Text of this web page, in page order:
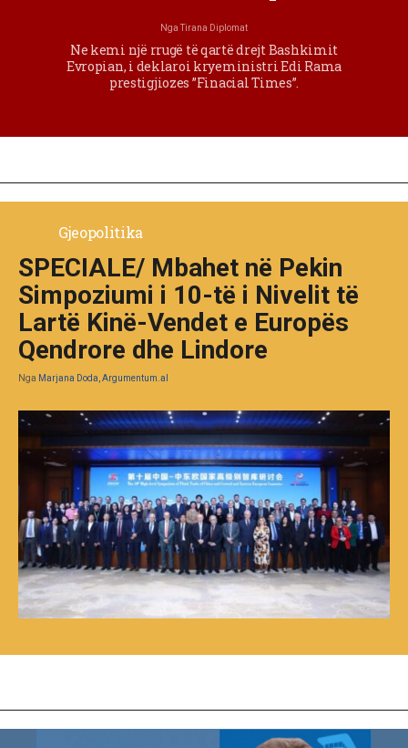
NgaTirana Diplomat
Ne kemi një rrugë të qartë drejt Bashkimit
Evropian, i deklaroi kryeministri Edi Rama
prestigjiozes ”Finacial Times”.
Gjeopolitika
SPECIALE/ Mbahet në Pekin
Simpoziumi i 10-të i Nivelit të
Lartë Kinë-Vendet e Europës
Qendrore dhe Lindore
Nga Marjana Doda, Argumentum.al